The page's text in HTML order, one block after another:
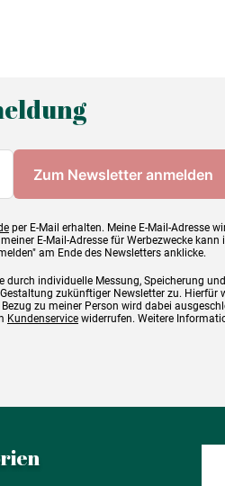
per E-Mail erhalten. Meine E-Mail-Adresse
E-Mail-Adresse für Werbezwecke kann
am Ende des Newsletters anklicke.
individuelle Messung, Speicherung und
zukünftiger Newsletter zu. Hierfür
zu meiner Person wird dabei
Kundenservice widerrufen. Weitere